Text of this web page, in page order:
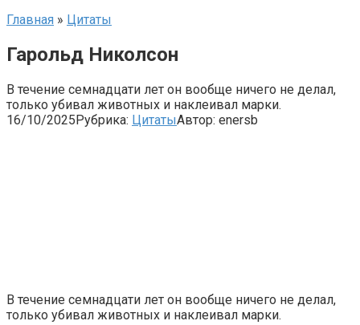
Главная » Цитаты
Гарольд Николсон
В течение семнадцати лет он вообще ничего не делал,
только убивал животных и наклеивал марки.
16/10/2025Рубрика: ЦитатыАвтор: enersb
В течение семнадцати лет он вообще ничего не делал,
только убивал животных и наклеивал марки.